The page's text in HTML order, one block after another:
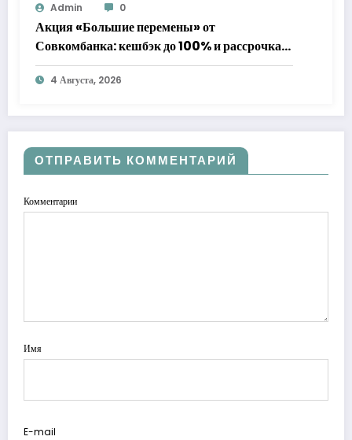
Admin 0
Акция «Большие перемены» от
Совкомбанка: кешбэк до 100% и рассрочка
до 24 месяцев с «Халвой»
4 Августа, 2026
ОТПРАВИТЬ КОММЕНТАРИЙ
Комментарии
Имя
E-mail